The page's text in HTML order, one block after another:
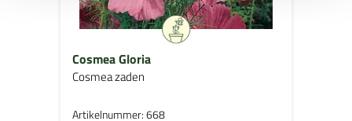
Cosmea Gloria
Cosmea zaden
Artikelnummer: 668